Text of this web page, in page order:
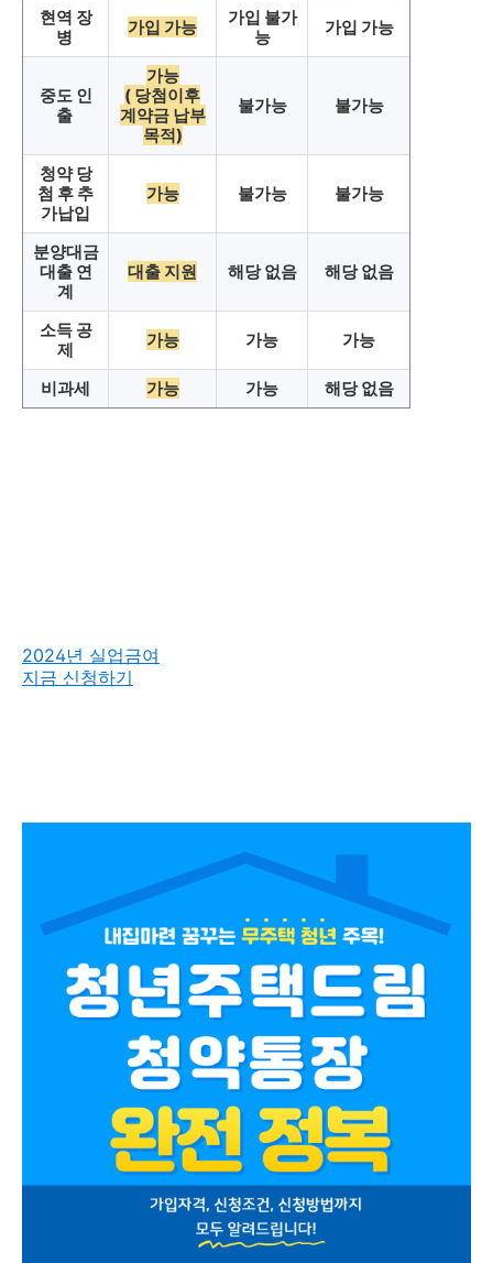
현역 장
병
가입 가능
가입 불가
능
가입 가능
중도 인
출
가능
( 당첨이후
계약금 납부
목적)
불가능 불가능
청약 당
첨 후 추
가납입
가능 불가능 불가능
분양대금
대출 연
계
대출 지원 해당 없음 해당 없음
소득 공
제
가능 가능 가능
비과세 가능 가능 해당 없음
2024년 실업금여
지금 신청하기